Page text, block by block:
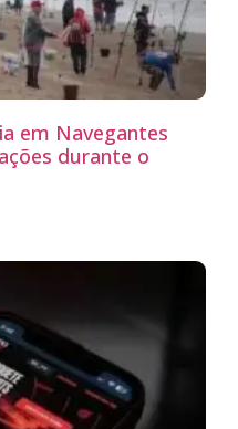
em Navegantes
durante o